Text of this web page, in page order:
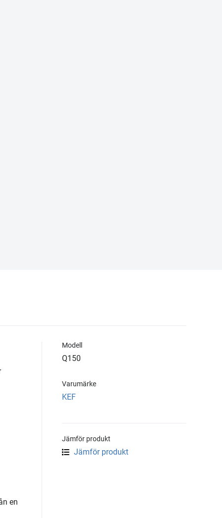
en
Modell
Q150
Varumärke
KEF
Jämför produkt
Jämför produkt